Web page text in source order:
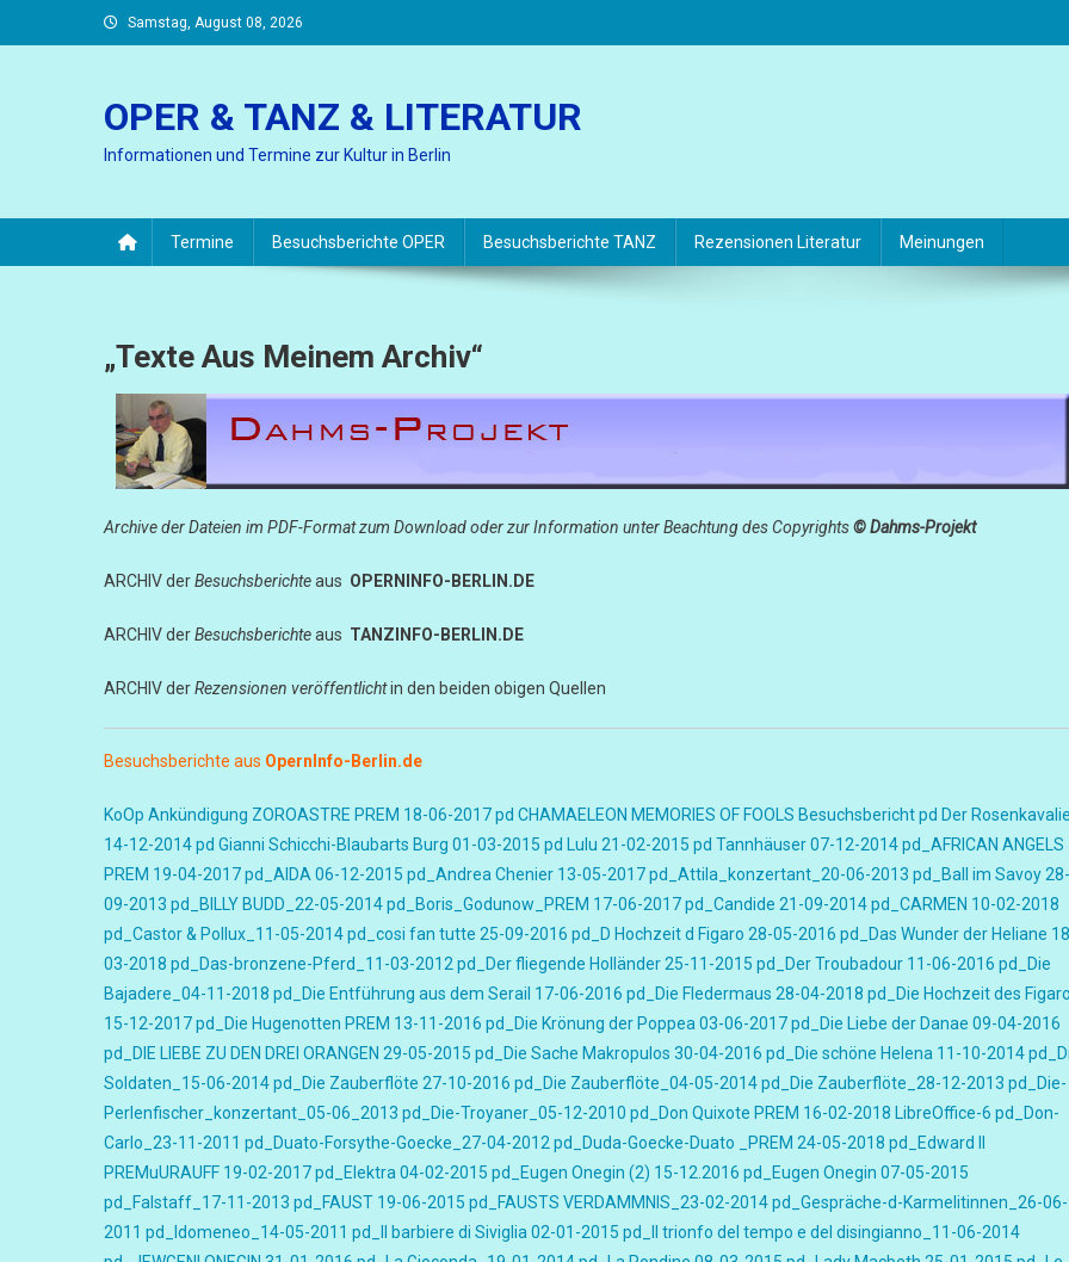
to
Samstag, August 08, 2026
OPER & TANZ & LITERATUR
Informationen und Termine zur Kultur in Berlin
Termine Besuchsberichte OPER Besuchsberichte TANZ Rezensionen Literatur Meinungen
„Texte Aus Meinem Archiv“
Archive der Dateien im PDF-Format zum Download oder zur Information unter Beachtung des Copyrights© Dahms-Projekt
ARCHIV derBesuchsberichteaus OPERNINFO-BERLIN.DE
ARCHIV derBesuchsberichteaus TANZINFO-BERLIN.DE
ARCHIV derRezensionen veröffentlichtin den beiden obigen Quellen
Besuchsberichte aus OpernInfo-Berlin.de
KoOp Ankündigung ZOROASTRE PREM 18-06-2017pd CHAMAELEON MEMORIES OF FOOLS Besuchsberichtpd Der
14-12-2014pd Gianni Schicchi-Blaubarts Burg 01-03-2015 pd Lulu 21-02-2015 pd Tannhäuser 07-12-2014pd_AFRICAN ANGELS
PREM 19-04-2017pd_AIDA 06-12-2015 pd_Andrea Chenier 13-05-2017pd_Attila_konzertant_20-06-2013 pd_Ball im Savoy 28-
09-2013 pd_BILLY BUDD_22-05-2014pd_Boris_Godunow_PREM 17-06-2017pd_Candide 21-09-2014pd_CARMEN 10-02-2018
pd_Castor & Pollux_11-05-2014pd_cosi fan tutte 25-09-2016 pd_D Hochzeit d Figaro 28-05-2016 pd_Das Wunder der Heliane
03-2018 pd_Das-bronzene-Pferd_11-03-2012 pd_Der fliegende Holländer 25-11-2015 pd_Der Troubadour 11-06-2016 pd_Die
Bajadere_04-11-2018 pd_Die Entführung aus dem Serail 17-06-2016 pd_Die Fledermaus 28-04-2018 pd_Die Hochzeit des
15-12-2017pd_Die Hugenotten PREM 13-11-2016 pd_Die Krönung der Poppea 03-06-2017pd_Die Liebe der Danae 09-04-2016
pd_DIE LIEBE ZU DEN DREI ORANGEN 29-05-2015 pd_Die Sache Makropulos 30-04-2016 pd_Die schöne Helena 11-10-2014
Soldaten_15-06-2014pd_Die Zauberflöte 27-10-2016 pd_Die Zauberflöte_04-05-2014pd_Die Zauberflöte_28-12-2013 pd_Die-
Perlenfischer_konzertant_05-06_2013 pd_Die-Troyaner_05-12-2010 pd_Don Quixote PREM 16-02-2018 LibreOffice-6 pd_Don-
Carlo_23-11-2011 pd_Duato-Forsythe-Goecke_27-04-2012 pd_Duda-Goecke-Duato _PREM 24-05-2018 pd_Edward II
PREMuURAUFF 19-02-2017pd_Elektra 04-02-2015 pd_Eugen Onegin (2) 15-12.2016 pd_Eugen Onegin 07-05-2015
pd_Falstaff_17-11-2013 pd_FAUST 19-06-2015 pd_FAUSTS VERDAMMNIS_23-02-2014pd_Gespräche-d-Karmelitinnen_26-06-
2011 pd_Idomeneo_14-05-2011 pd_Il barbiere di Siviglia 02-01-2015 pd_Il trionfo del tempo e del disingianno_11-06-2014